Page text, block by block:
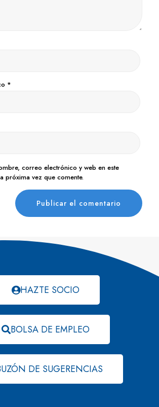
*
correo electrónico y web en este
próxima vez que comente.
HAZTE SOCIO
BOLSA DE EMPLEO
DE SUGERENCIAS